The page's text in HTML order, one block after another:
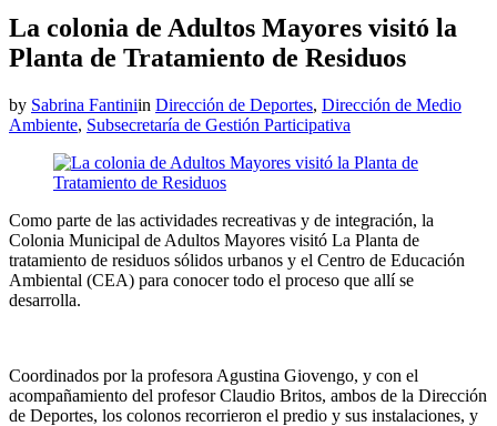
La colonia de Adultos Mayores visitó la
Planta de Tratamiento de Residuos
by Sabrina Fantiniin Dirección de Deportes, Dirección de Medio
Ambiente, Subsecretaría de Gestión Participativa
Como parte de las actividades recreativas y de integración, la
Colonia Municipal de Adultos Mayores visitó La Planta de
tratamiento de residuos sólidos urbanos y el Centro de Educación
Ambiental (CEA) para conocer todo el proceso que allí se
desarrolla.
Coordinados por la profesora Agustina Giovengo, y con el
acompañamiento del profesor Claudio Britos, ambos de la Dirección
de Deportes, los colonos recorrieron el predio y sus instalaciones, y